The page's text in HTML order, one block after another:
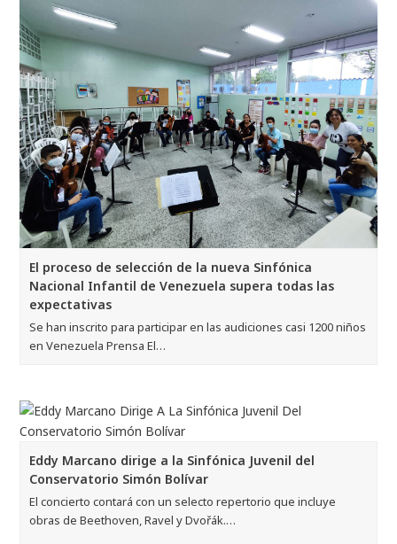
El proceso de selección de la nueva Sinfónica
Nacional Infantil de Venezuela supera todas las
expectativas
Se han inscrito para participar en las audiciones casi 1200 niños
en Venezuela Prensa El…
Eddy Marcano dirige a la Sinfónica Juvenil del
Conservatorio Simón Bolívar
El concierto contará con un selecto repertorio que incluye
obras de Beethoven, Ravel y Dvořák.…